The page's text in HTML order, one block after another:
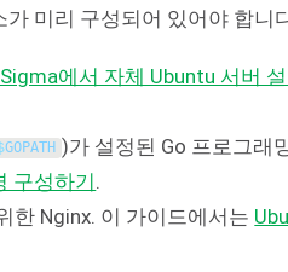
미리 구성되어 있어야 합니
에서 자체 Ubuntu 서버
GOPATH )가 설정된 Go 프로그래
구성하기
한 Nginx. 이 가이드에서는